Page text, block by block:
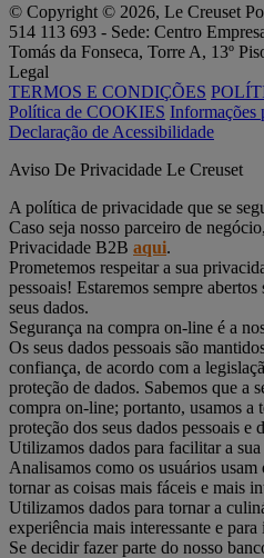
© Copyright © 2026, Le Creuset
514 113 693 - Sede: Centro
Tomás da Fonseca, Torre A, 13º
Legal
TERMOS E CONDIÇÕES
Política de COOKIES Informações
Declaração de Acessibilidade
Aviso De Privacidade Le Creuset
A política de privacidade que se
Caso seja nosso parceiro de
Privacidade B2B aqui.
Prometemos respeitar a sua
pessoais! Estaremos sempre
seus dados.
Segurança na compra on-line é a
Os seus dados pessoais são
confiança, de acordo com a
proteção de dados. Sabemos que a
compra on-line; portanto, usamos a
proteção dos seus dados pessoais e
Utilizamos dados para facilitar a sua
Analisamos como os usuários usam
tornar as coisas mais fáceis e mais
Utilizamos dados para tornar a
experiência mais interessante e
Se decidir fazer parte do nosso